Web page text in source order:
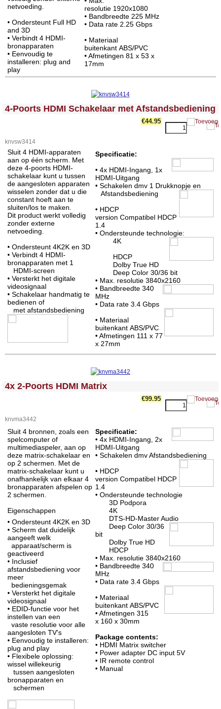
netvoeding.
• Ondersteunt Full HD
and 3D
• Verbindt 4 HDMI-
bronapparaten
• Eenvoudig te
installeren: plug and
play
resolutie 1920x1080
• Bandbreedte 225 MHz
• Data rate 2.25 Gbps
• Materiaal
buitenkant ABS/PVC
• Afmetingen 81 x 53 x
17mm
<!-- MakeFullWidth0 --><!-- MakeFullWidth1 --><!-- MakeFullWidth2 --><!-- MakeFullWidth3 --><!-- MakeFullWidth4 --><!-- MakeFullWidth5 --><!-- MakeFullWidth6 --><!-- MakeFullWidth7 --><!-- MakeFullWidth8 --><!-- MakeFullWidth9 --><!-- MakeFullWidth10 --><!-- MakeFullWidth11 --><!-- MakeFullWidth12 --><!-- MakeFullWidth13 --><!-- MakeFullWidth14 --><!-- MakeFullWidth15 --><!-- MakeFullWidth16 --><!-- MakeFullWidth17 --><!-- MakeFullWidth18 --><!-- MakeFullWidth19 -->
4-Poorts HDMI Schakelaar met Afstandsbediening
€44.95
knvsw3414
Sluit 4 HDMI-apparaten
aan op één scherm. Met
deze 4-poorts HDMI-
schakelaar kunt u tussen
de aangesloten apparaten
wisselen zonder dat u die
constant hoeft aan te
sluiten/los te maken.
Dit product werkt volledig
zonder externe
netvoeding.
• Ondersteunt 4K2K en 3D
• Verbindt 4 HDMI-
bronapparaten met 1
HDMI-screen
• Versterkt het digitale
videosignaal
• Schakelaar handmatig te
bedienen of
met afstandsbediening
Specificatie:
• 4x HDMI-Ingang, 1x
HDMI-Uitgang
• Schakelen dmv 1 Drukknopje en
Afstandsbediening
• HDCP
version Compatibel HDCP
1.4
• Ondersteunde technologie:
4K
HDCP
Dolby True HD
Deep Color 30/36 bit
• Max. resolutie 3840x2160
• Bandbreedte 340
MHz
• Data rate 3.4 Gbps
• Materiaal
buitenkant ABS/PVC
• Afmetingen 111 x 77
x 27mm
<!-- MakeFullWidth0 --><!-- MakeFullWidth1 --><!-- MakeFullWidth2 --><!-- MakeFullWidth3 --><!-- MakeFullWidth4 --><!-- MakeFullWidth5 --><!-- MakeFullWidth6 --><!-- MakeFullWidth7 --><!-- MakeFullWidth8 --><!-- MakeFullWidth9 --><!-- MakeFullWidth10 --><!-- MakeFullWidth11 --><!-- MakeFullWidth12 --><!-- MakeFullWidth13 --><!-- MakeFullWidth14 --><!-- MakeFullWidth15 --><!-- MakeFullWidth16 --><!-- MakeFullWidth17 --><!-- MakeFullWidth18 --><!-- MakeFullWidth19 -->
4x 2-Poorts HDMI Matrix
€99.95
knvma3442
Sluit 4 bronnen, zoals een
spelcomputer of
multimediaspeler, aan op
deze matrix-schakelaar en
op 2 schermen. Met de
matrix-schakelaar kunt u
onafhankelijk van elkaar 4
bronapparaten afspelen op
2 schermen.
Eigenschappen
• Ondersteunt 4K2K en 3D
• Scherm dat duidelijk
aangeeft welk
apparaat/scherm is
geactiveerd
• Inclusief
afstandsbediening voor
meer
bedieningsgemak
• Versterkt het digitale
videosignaal
• EDID-functie voor het
instellen van een
vaste resolutie voor alle
aangesloten TV's
• Eenvoudig te installeren:
plug and play
• Flexibele oplossing:
wissel willekeurig
tussen aangesloten
bronapparaten en
schermen
Specificatie:
• 4x HDMI-Ingang, 2x
HDMI-Uitgang
• Schakelen dmv Afstandsbediening
• HDCP
version Compatibel HDCP
1.4
• Ondersteunde technologie
3D Podpora
4K
DTS-HD-Master Audio
Deep Color 30/36
bit
Dolby True HD
HDCP
• Max. resolutie 3840x2160
• Bandbreedte 340
MHz
• Data rate 3.4 Gbps
• Materiaal
buitenkant ABS/PVC
• Afmetingen 315
x 160 x 30mm
Package contents:
• HDMI Matrix switcher
• Power adapter DC input 5V
• IR remote control
• Manual